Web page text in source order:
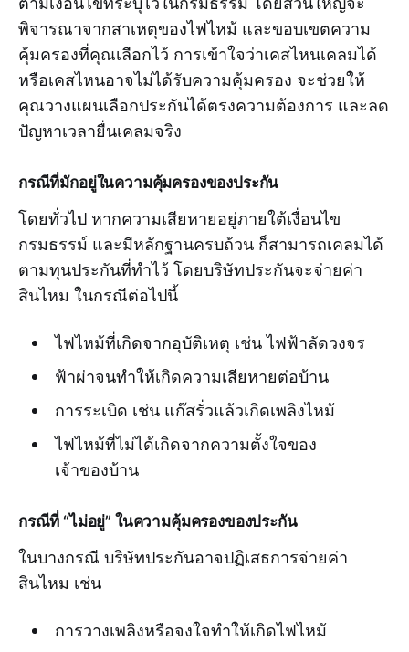
พิจารณาจากสาเหตุของไฟไหม้ และขอบเขตความ
คุ้มครองที่คุณเลือกไว้ การเข้าใจว่าเคสไหนเคลมได้
หรือเคสไหนอาจไม่ได้รับความคุ้มครอง จะช่วยให้
คุณวางแผนเลือกประกันได้ตรงความต้องการ และลด
ปัญหาเวลายื่นเคลมจริง
กรณีที่มักอยู่ในความคุ้มครองของประกัน
โดยทั่วไป หากความเสียหายอยู่ภายใต้เงื่อนไข
กรมธรรม์ และมีหลักฐานครบถ้วน ก็สามารถเคลมได้
ตามทุนประกันที่ทำไว้ โดยบริษัทประกันจะจ่ายค่า
สินไหม ในกรณีต่อไปนี้
ไฟไหม้ที่เกิดจากอุบัติเหตุ เช่น ไฟฟ้าลัดวงจร
ฟ้าผ่าจนทำให้เกิดความเสียหายต่อบ้าน
การระเบิด เช่น แก๊สรั่วแล้วเกิดเพลิงไหม้
ไฟไหม้ที่ไม่ได้เกิดจากความตั้งใจของ
เจ้าของบ้าน
กรณีที่ “ไม่อยู่” ในความคุ้มครองของประกัน
ในบางกรณี บริษัทประกันอาจปฏิเสธการจ่ายค่า
สินไหม เช่น
การวางเพลิงหรือจงใจทำให้เกิดไฟไหม้